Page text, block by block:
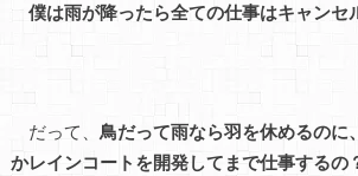
僕は雨が降ったら全ての仕事はキャンセ
だって、 鳥だって雨なら羽を休めるのに
かレインコートを開発してまで仕事するの